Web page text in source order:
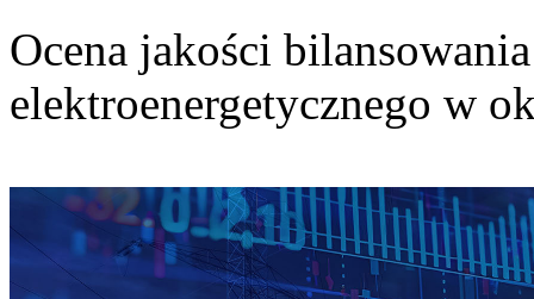
Ocena jakości
elektroenergetycznego w